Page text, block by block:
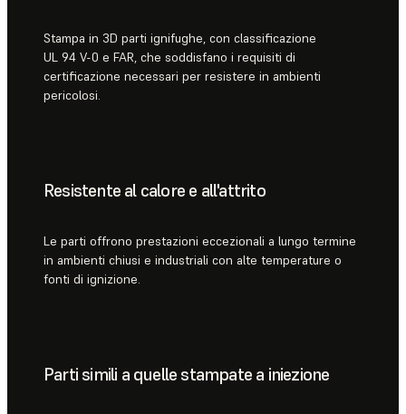
Stampa in 3D parti ignifughe, con classificazione
UL 94 V-0 e FAR, che soddisfano i requisiti di
certificazione necessari per resistere in ambienti
pericolosi.
Resistente al calore e all'attrito
Le parti offrono prestazioni eccezionali a lungo termine
in ambienti chiusi e industriali con alte temperature o
fonti di ignizione.
Parti simili a quelle stampate a iniezione